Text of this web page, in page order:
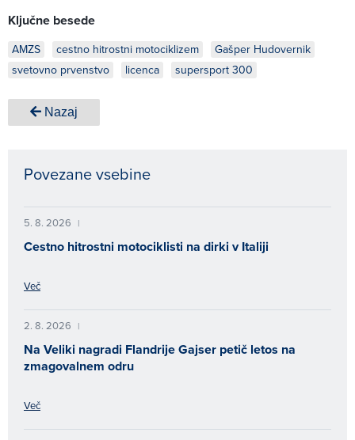
Ključne besede
AMZS cestno hitrostni motociklizem
Gašper Hudovernik
svetovno prvenstvo
licenca supersport 300
Nazaj
Povezane vsebine
5. 8. 2026 |
Cestno hitrostni motociklisti na dirki v Italiji
Več
2. 8. 2026 |
Na Veliki nagradi Flandrije Gajser petič letos na
zmagovalnem odru
Več